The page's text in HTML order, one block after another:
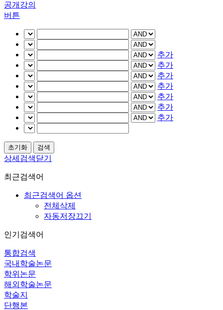
공개강의
버튼
추가
추가
추가
추가
추가
추가
추가
상세검색닫기
최근검색어
최근검색어 옵션
전체삭제
자동저장끄기
인기검색어
통합검색
국내학술논문
학위논문
해외학술논문
학술지
단행본